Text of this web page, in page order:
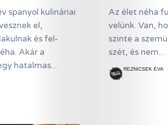
spanyol kulináriai
el,
és fel-
Akár a
hatalmas...
Az élet néha
velünk. Van,
szinte a
szét, és nem...
REZNICSEK ÉVA